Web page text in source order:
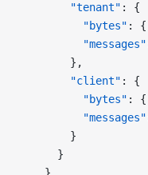
        "tenant"
: {
          "bytes"
: {
          "messages"
        },
        "client"
: {
          "bytes"
: {
          "messages"
        }
      }